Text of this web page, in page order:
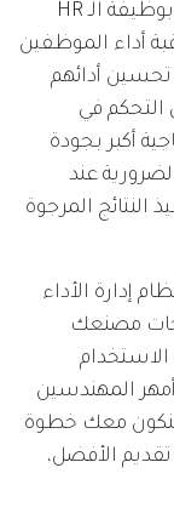
يعد نظام الإدارة الخاص بالمصانع شبيهًا بوظيفة الـ HR
أداء الموظفين
أدائهم
في
أكبر بجودة
عند
النتائج المرجوة
إدارة الأداء
مصنعك
المهندسين
سنكون معك خطوة
الأفضل،